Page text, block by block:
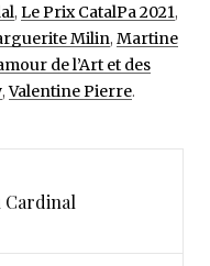
, Le Prix CatalPa 2021,
Milin, Martine
de l’Art et des
,Valentine Pierre.
Cardinal